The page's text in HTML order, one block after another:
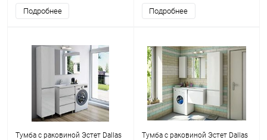
Подробнее Подробнее
Тумба с раковиной Эстет Dallas
Тумба с раковиной Эстет Dallas